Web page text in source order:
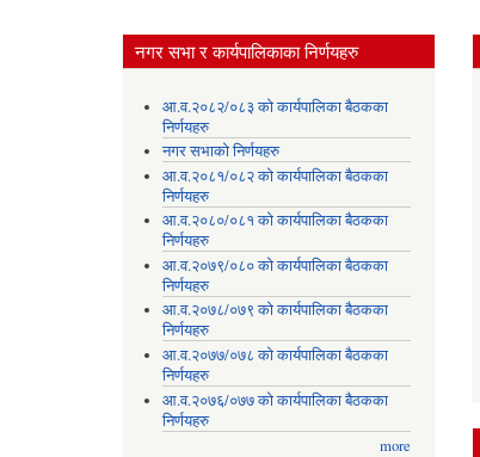
नगर सभा र कार्यपालिकाका निर्णयहरु
आ.व.२०८२/०८३ को कार्यपालिका बैठकका
निर्णयहरु
नगर सभाको निर्णयहरु
आ.व.२०८१/०८२ को कार्यपालिका बैठकका
निर्णयहरु
आ.व.२०८०/०८१ को कार्यपालिका बैठकका
निर्णयहरु
आ.व.२०७९/०८० को कार्यपालिका बैठकका
निर्णयहरु
आ.व.२०७८/०७९ को कार्यपालिका बैठकका
निर्णयहरु
आ.व.२०७७/०७८ को कार्यपालिका बैठकका
निर्णयहरु
आ.व.२०७६/०७७ को कार्यपालिका बैठकका
निर्णयहरु
more